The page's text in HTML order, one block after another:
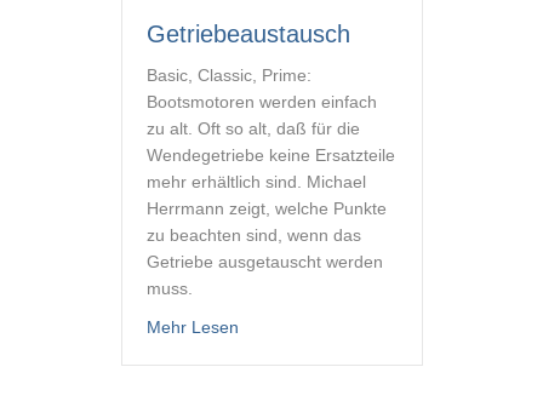
Getriebeaustausch
Basic, Classic, Prime:
Bootsmotoren werden einfach
zu alt. Oft so alt, daß für die
Wendegetriebe keine Ersatzteile
mehr erhältlich sind. Michael
Herrmann zeigt, welche Punkte
zu beachten sind, wenn das
Getriebe ausgetauscht werden
muss.
Mehr Lesenabout Getriebeaustausch